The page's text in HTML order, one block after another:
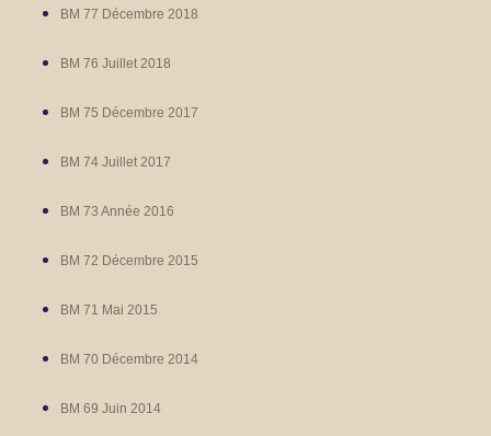
BM 77 Décembre 2018
BM 76 Juillet 2018
BM 75 Décembre 2017
BM 74 Juillet 2017
BM 73 Année 2016
BM 72 Décembre 2015
BM 71 Mai 2015
BM 70 Décembre 2014
BM 69 Juin 2014